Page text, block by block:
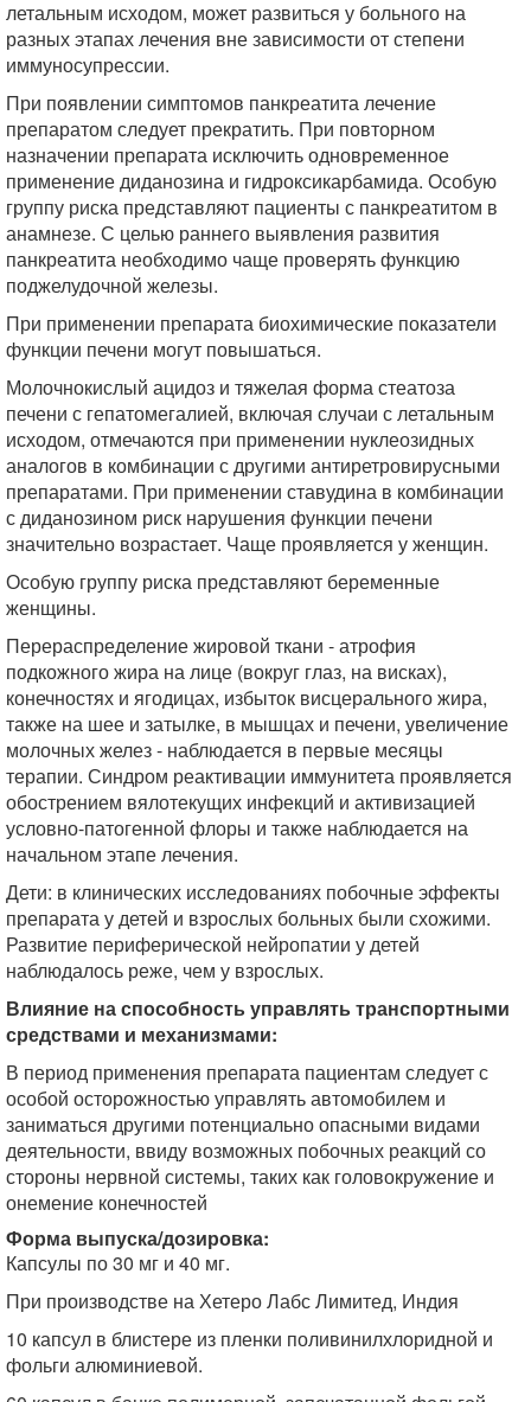
летальным исходом, может развиться у больного на
разных этапах лечения вне зависимости от степени
иммуносупрессии.
При появлении симптомов панкреатита лечение
препаратом следует прекратить. При повторном
назначении препарата исключить одновременное
применение диданозина и гидроксикарбамида. Особую
группу риска представляют пациенты с панкреатитом в
анамнезе. С целью раннего выявления развития
панкреатита необходимо чаще проверять функцию
поджелудочной железы.
При применении препарата биохимические показатели
функции печени могут повышаться.
Молочнокислый ацидоз и тяжелая форма стеатоза
печени с гепатомегалией, включая случаи с летальным
исходом, отмечаются при применении нуклеозидных
аналогов в комбинации с другими антиретровирусными
препаратами. При применении ставудина в комбинации
с диданозином риск нарушения функции печени
значительно возрастает. Чаще проявляется у женщин.
Особую группу риска представляют беременные
женщины.
Перераспределение жировой ткани - атрофия
подкожного жира на лице (вокруг глаз, на висках),
конечностях и ягодицах, избыток висцерального жира,
также на шее и затылке, в мышцах и печени, увеличение
молочных желез - наблюдается в первые месяцы
терапии. Синдром реактивации иммунитета проявляется
обострением вялотекущих инфекций и активизацией
условно-патогенной флоры и также наблюдается на
начальном этапе лечения.
Дети: в клинических исследованиях побочные эффекты
препарата у детей и взрослых больных были схожими.
Развитие периферической нейропатии у детей
наблюдалось реже, чем у взрослых.
Влияние на способность управлять транспортными
средствами и механизмами:
В период применения препарата пациентам следует с
особой осторожностью управлять автомобилем и
заниматься другими потенциально опасными видами
деятельности, ввиду возможных побочных реакций со
стороны нервной системы, таких как головокружение и
онемение конечностей
Форма выпуска/дозировка:
Капсулы по 30 мг и 40 мг.
При производстве на Хетеро Лабс Лимитед, Индия
10 капсул в блистере из пленки поливинилхлоридной и
фольги алюминиевой.